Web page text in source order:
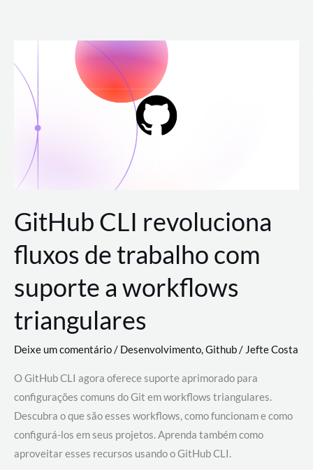
para
conteúdo
GitHub CLI revoluciona
fluxos de trabalho com
suporte a workflows
triangulares
Deixe um comentário/ Desenvolvimento,Github/ Jefte Costa
O GitHub CLI agora oferece suporte aprimorado para
configurações comuns do Git em workflows triangulares.
Descubra o que são esses workflows, como funcionam e como
configurá-los em seus projetos. Aprenda também como
aproveitar esses recursos usando o GitHub CLI.